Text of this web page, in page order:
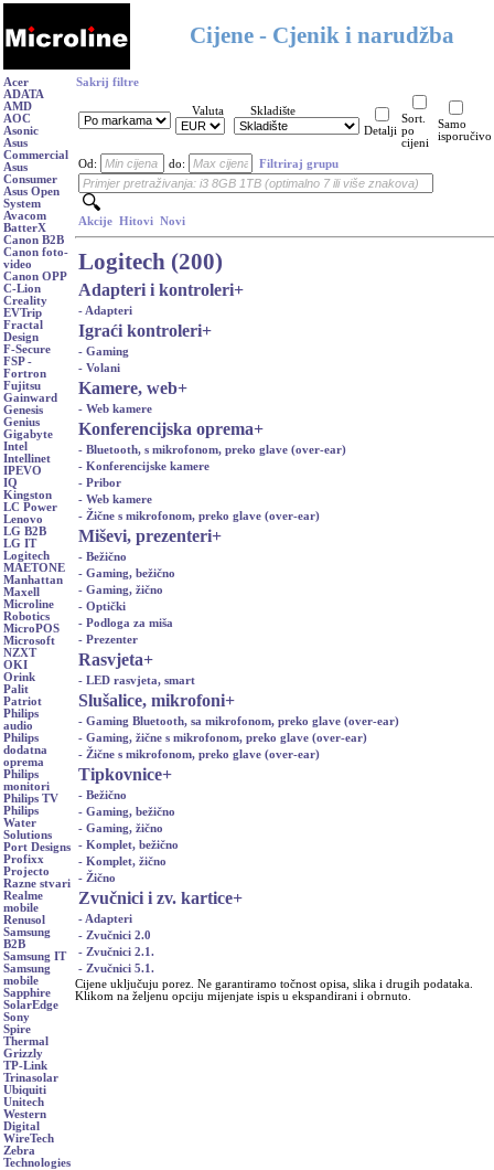
Cijene - Cjenik i narudžba
Acer
ADATA
AMD
AOC
Asonic
Asus
Commercial
Asus
Consumer
Asus Open
System
Avacom
BatterX
Canon B2B
Canon foto-
video
Canon OPP
C-Lion
Creality
EVTrip
Fractal
Design
F-Secure
FSP -
Fortron
Fujitsu
Gainward
Genesis
Genius
Gigabyte
Intel
Intellinet
IPEVO
IQ
Kingston
LC Power
Lenovo
LG B2B
LG IT
Logitech
MAETONE
Manhattan
Maxell
Microline
Robotics
MicroPOS
Microsoft
NZXT
OKI
Orink
Palit
Patriot
Philips
audio
Philips
dodatna
oprema
Philips
monitori
Philips TV
Philips
Water
Solutions
Port Designs
Profixx
Projecto
Razne stvari
Realme
mobile
Renusol
Samsung
B2B
Samsung IT
Samsung
mobile
Sapphire
SolarEdge
Sony
Spire
Thermal
Grizzly
TP-Link
Trinasolar
Ubiquiti
Unitech
Western
Digital
WireTech
Zebra
Technologies
Sakrij filtre
Valuta
Skladište
Detalji
Sort.
po
cijeni
Samo
isporučivo
Od: do: Filtriraj grupu
Akcije Hitovi Novi
Logitech (200)
Adapteri i kontroleri+
- Adapteri
Igraći kontroleri+
- Gaming
- Volani
Kamere, web+
- Web kamere
Konferencijska oprema+
- Bluetooth, s mikrofonom, preko glave (over-ear)
- Konferencijske kamere
- Pribor
- Web kamere
- Žične s mikrofonom, preko glave (over-ear)
Miševi, prezenteri+
- Bežično
- Gaming, bežično
- Gaming, žično
- Optički
- Podloga za miša
- Prezenter
Rasvjeta+
- LED rasvjeta, smart
Slušalice, mikrofoni+
- Gaming Bluetooth, sa mikrofonom, preko glave (over-ear)
- Gaming, žične s mikrofonom, preko glave (over-ear)
- Žične s mikrofonom, preko glave (over-ear)
Tipkovnice+
- Bežično
- Gaming, bežično
- Gaming, žično
- Komplet, bežično
- Komplet, žično
- Žično
Zvučnici i zv. kartice+
- Adapteri
- Zvučnici 2.0
- Zvučnici 2.1.
- Zvučnici 5.1.
Cijene uključuju porez. Ne garantiramo točnost opisa, slika i drugih podataka.
Klikom na željenu opciju mijenjate ispis u ekspandirani i obrnuto.